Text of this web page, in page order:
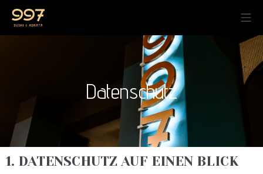
Datenschutz
1. DATENSCHUTZ AUF EINEN BLICK